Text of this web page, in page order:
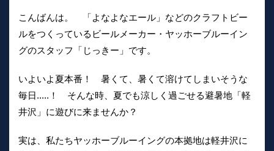
こんばんは。 「よなよなエール」などのクラフトビー
ルをつくっているビールメーカー・ヤッホーブルーイン
グのスタッフ「じっきー」です。
いよいよ夏本番！ 暑くて、暑くて溶けてしまいそうな
毎日.....！ そんな時、夏でも涼しく過ごせる避暑地「軽
井沢」に遊びに来ませんか？
実は、私たちヤッホーブルーイングの本拠地は軽井沢に